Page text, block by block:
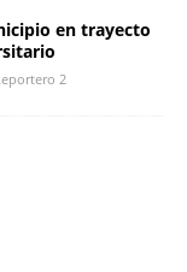
en trayecto
2